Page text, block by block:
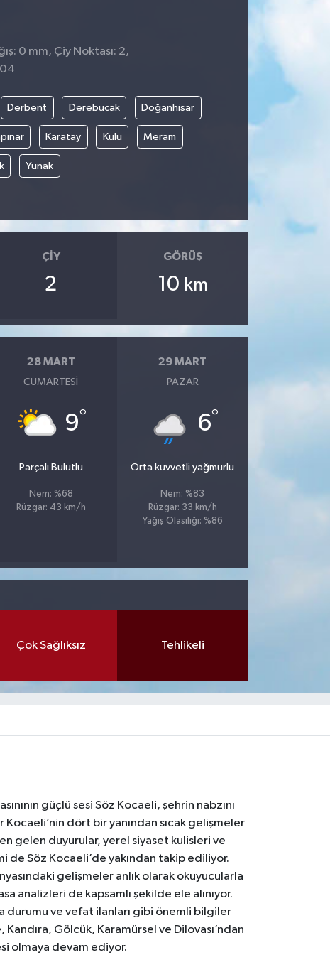
0 mm, Çiy Noktası: 2,
Derbent Derebucak Doğanhisar
Karatay Kulu Meram
Yunak
ÇIY
2
GÖRÜŞ
10 km
28 MART
CUMARTESI
9°
Parçalı Bulutlu
Nem: %68
Rüzgar: 43 km/h
29 MART
PAZAR
6°
Orta kuvvetli yağmurlu
Nem: %83
Rüzgar: 33 km/h
Yağış Olasılığı: %86
Çok Sağlıksız Tehlikeli
güçlü sesi Söz Kocaeli, şehrin nabzını
Kocaeli’nin dört bir yanından sıcak gelişmeler
gelen duyurular, yerel siyaset kulisleri ve
de Söz Kocaeli’de yakından takip ediliyor.
gelişmeler anlık olarak okuyucularla
analizleri de kapsamlı şekilde ele alınıyor.
durumu ve vefat ilanları gibi önemli bilgiler
Gölcük, Karamürsel ve Dilovası’ndan
olmaya devam ediyor.